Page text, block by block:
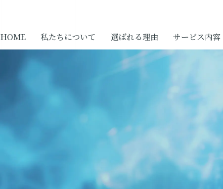
HOME 私たちについて 選ばれる理由 サービス内容